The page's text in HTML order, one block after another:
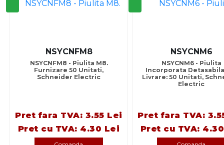
NSYCNFM8
NSYCNFM8 - Piulita M8.
Furnizare 50 Unitati,
Schneider Electric
Pret fara TVA: 3.55 Lei
Pret cu TVA: 4.30 Lei
NSYCNM6
NSYCNM6 - Piulita
Incorporata Detasabila
Livrare: 50 Unitati,
Electric
Pret fara TVA:
Pret cu TVA: